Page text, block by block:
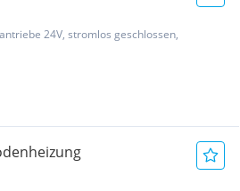
24V, stromlos geschlossen,